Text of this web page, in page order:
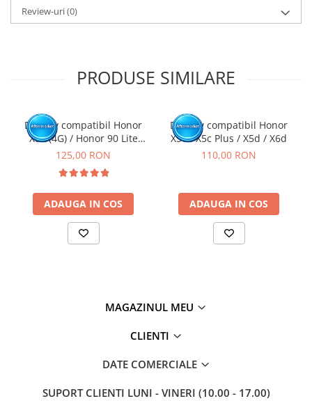
necesita cunostinte si echipamente specifice domeniului
reparatiilor GSM.
Garantia se ofera doar in cazul in care produsul a fost montat
Review-uri(0)
PRODUSE SIMILARE
Display compatibil Honor
X8a (4G) / Honor 90 Lite
(5G), Negru - cu Rama
125,00 RON
ADAUGA IN COS
Display compatibil Honor
X5c / X5c Plus / X5d / X6d
110,00 RON
ADAUGA IN COS
MAGAZINUL MEU
CLIENTI
DATE COMERCIALE
SUPORT CLIENTI LUNI - VINERI (10.00 - 17.00)